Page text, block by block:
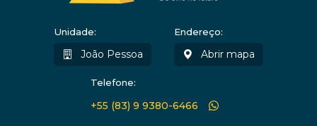
Unidade:
João Pessoa
Endereço:
Abrir mapa
Telefone:
+55 (83) 9 9380-6466